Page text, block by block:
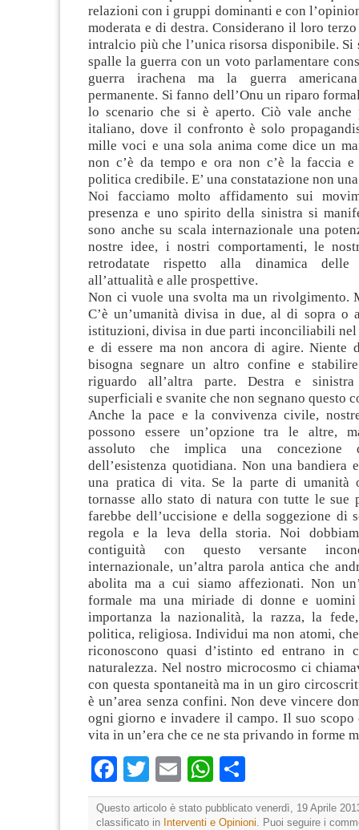
relazioni con i gruppi dominanti e con
moderata e di destra. Considerano il loro
intralcio più che l’unica risorsa disponibile. Si
spalle la guerra con un voto parlamentare
guerra irachena ma la guerra
permanente. Si fanno dell’Onu un riparo
lo scenario che si è aperto. Ciò vale anche
italiano, dove il confronto è solo
mille voci e una sola anima come dice un
non c’è da tempo e ora non c’è la faccia
politica credibile. E’ una constatazione non
Noi facciamo molto affidamento sui
presenza e uno spirito della sinistra si
sono anche su scala internazionale una
nostre idee, i nostri comportamenti, le
retrodatate rispetto alla dinamica delle
all’attualità e alle prospettive.
Non ci vuole una svolta ma un rivolgimento.
C’è un’umanità divisa in due, al di sopra o
istituzioni, divisa in due parti inconciliabili nel
e di essere ma non ancora di agire. Niente
bisogna segnare un altro confine e
riguardo all’altra parte. Destra e
superficiali e svanite che non segnano questo
Anche la pace e la convivenza civile,
possono essere un’opzione tra le altre,
assoluto che implica una concezione
dell’esistenza quotidiana. Non una bandiera
una pratica di vita. Se la parte di umanità
tornasse allo stato di natura con tutte le sue
farebbe dell’uccisione e della soggezione di
regola e la leva della storia. Noi
contiguità con questo versante
internazionale, un’altra parola antica che
abolita ma a cui siamo affezionati. Non
formale ma una miriade di donne e
importanza la nazionalità, la razza, la
politica, religiosa. Individui ma non atomi,
riconoscono quasi d’istinto ed entrano in
naturalezza. Nel nostro microcosmo ci
con questa spontaneità ma in un giro
è un’area senza confini. Non deve vincere
ogni giorno e invadere il campo. Il suo scopo
vita in un’era che ce ne sta privando in forme
Facebook
TwitterEmailWhatsApp
Questo articolo è stato pubblicato venerdì, 19 Aprile
classificato in Interventi e Opinioni. Puoi seguire i